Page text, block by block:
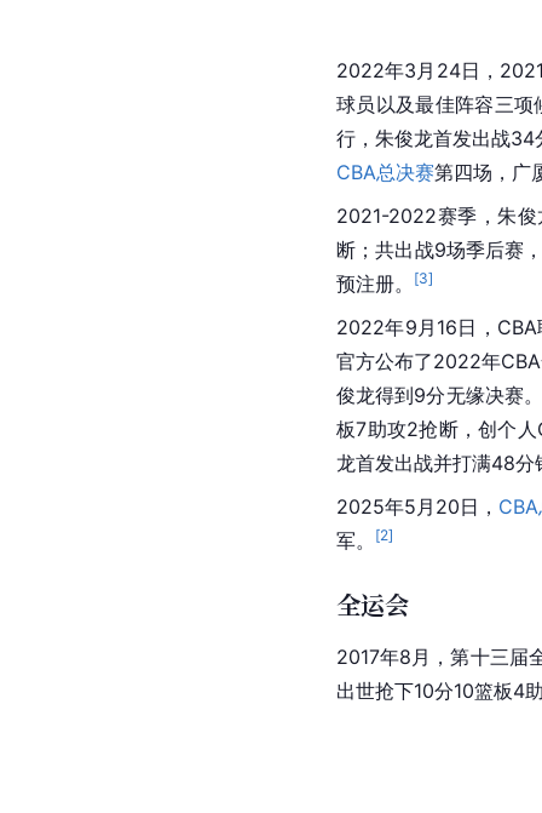
2022年3月24日，
球员以及最佳阵容三项
行，朱俊龙首发出战
CBA总决赛第四场，广
2021-2022赛季，朱
断；共出战9场季后赛
预注册。
[3]
2022年9月16日，
官方公布了2022年
俊龙得到9分无缘决赛
板7助攻2抢断，创个
龙首发出战并打满48
2025年5月20日，
军。
[2]
全运会
2017年8月，第十三届
出世抢下10分10篮板4